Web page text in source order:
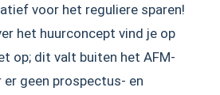
voor het reguliere sparen!
het huurconcept vind je op
op; dit valt buiten het AFM-
geen prospectus- en